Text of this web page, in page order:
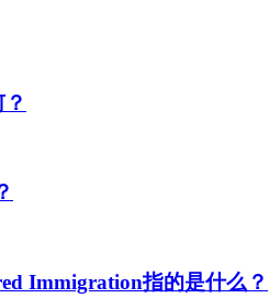
Immigration指的是什么？